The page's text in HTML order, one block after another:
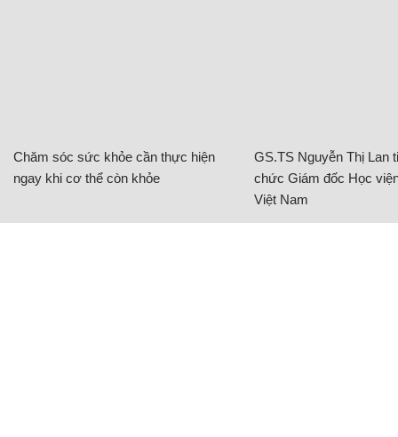
Chăm sóc sức khỏe cần thực hiện
ngay khi cơ thể còn khỏe
GS.TS Nguyễn Thị Lan
chức Giám đốc Học
Việt Nam